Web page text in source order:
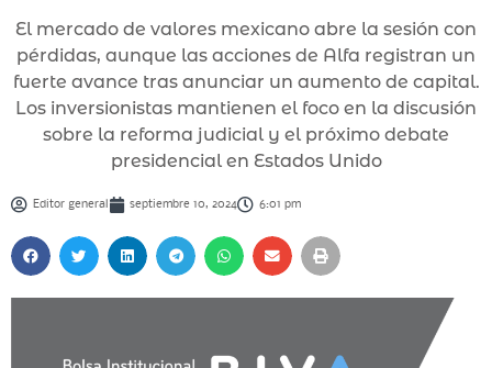
El mercado de valores mexicano abre la sesión con
pérdidas, aunque las acciones de Alfa registran un
fuerte avance tras anunciar un aumento de capital.
Los inversionistas mantienen el foco en la discusión
sobre la reforma judicial y el próximo debate
presidencial en Estados Unido
Editor general septiembre 10, 2024 6:01 pm